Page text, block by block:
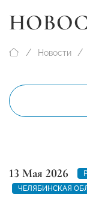
Новости
13 Мая 2026
ЧЕЛЯБИНСКАЯ